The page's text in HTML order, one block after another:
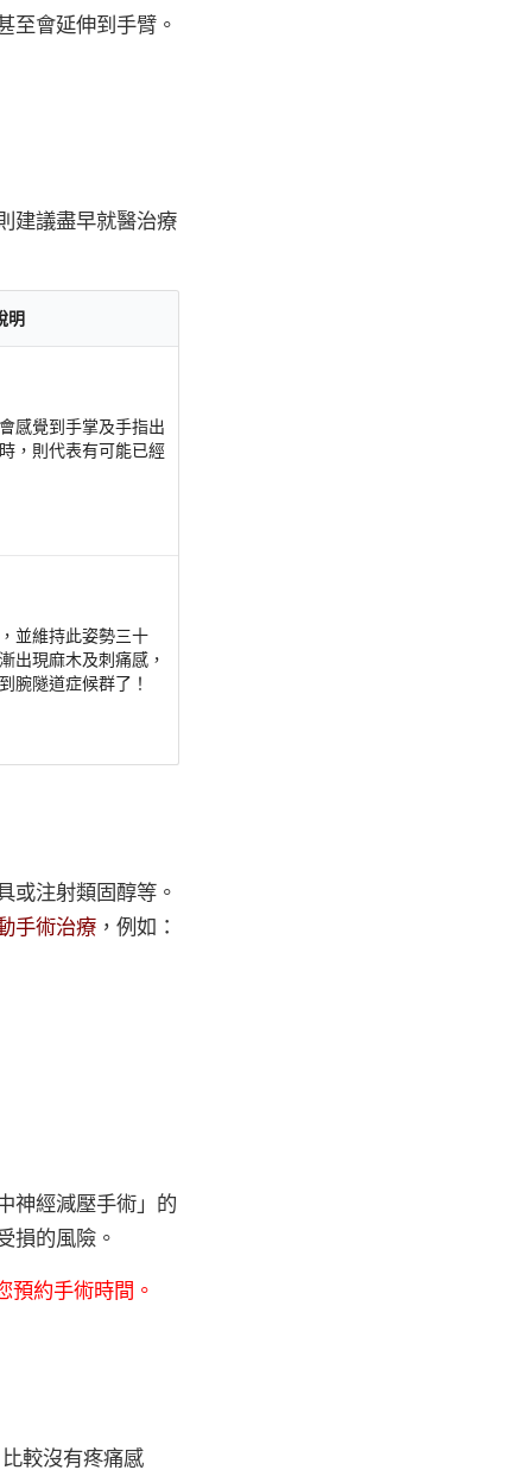
至會延伸到手臂。
建議盡早就醫治療
明
感覺到手掌及手指出
，則代表有可能已經
並維持此姿勢三十
出現麻木及刺痛感，
腕隧道症候群了！
或注射類固醇等。
手術治療 ，例如：
神經減壓手術」的
損的風險。
約手術時間。
較沒有疼痛感